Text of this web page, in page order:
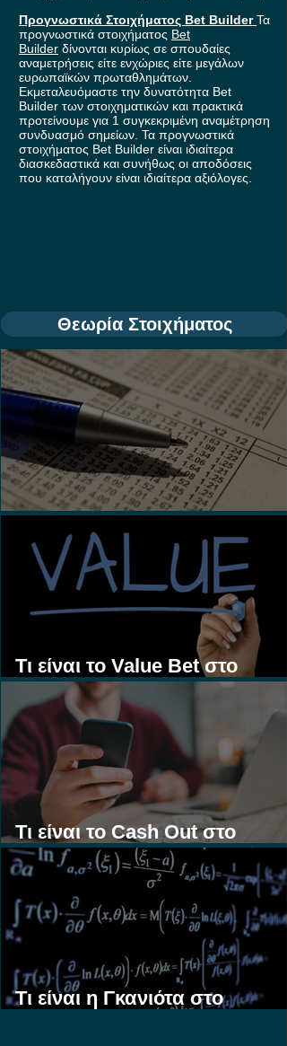
Προγνωστικά Στοιχήματος Bet BuilderΤα
προγνωστικά στοιχήματος Bet
Builder δίνονται κυρίως σε σπουδαίες
αναμετρήσεις είτε ενχώριες είτε μεγάλων
ευρωπαϊκών πρωταθλημάτων.
Εκμεταλευόμαστε την δυνατότητα Bet
Builder των στοιχηματικών και πρακτικά
προτείνουμε για 1 συγκεκριμένη αναμέτρηση
συνδυασμό σημείων. Τα προγνωστικά
στοιχήματος Bet Builder είναι ιδιαίτερα
διασκεδαστικά και συνήθως οι αποδόσεις
που καταλήγουν είναι ιδιαίτερα αξιόλογες.
Θεωρία Στοιχήματος
Τι είναι τα Ασιατικά Χάντικαπ;
Τι είναι το Value Bet στο
Στοίχημα;
Τι είναι το Cash Out στο
Στοίχημα;
Τι είναι η Γκανιότα στο